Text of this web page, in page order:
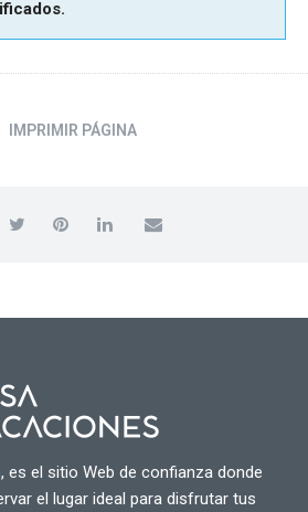
IMPRIMIR PÁGINA
es el sitio Web de confianza donde
el lugar ideal para disfrutar tus